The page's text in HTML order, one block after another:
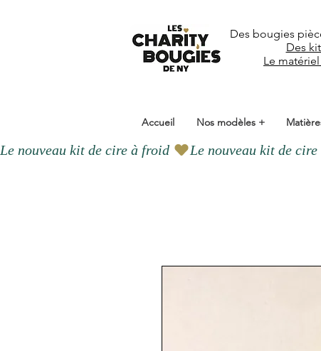
Des bougies
Des
Le
Accueil Nos modèles +
Le nouveau kit de cire à froid